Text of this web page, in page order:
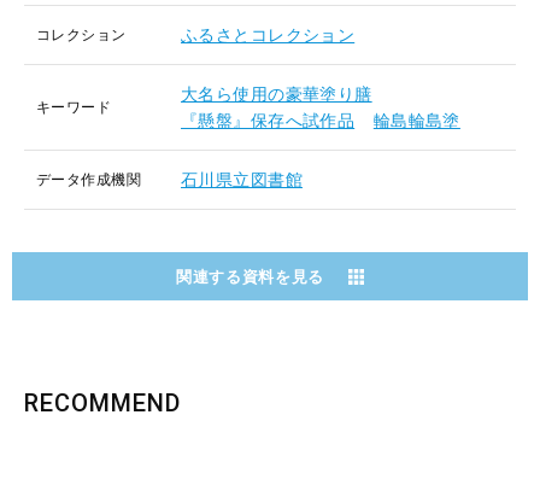
コレクション ふるさとコレクション
キーワード
大名ら使用の豪華塗り膳
『懸盤』保存へ試作品
輪島輪島塗
データ作成機関 石川県立図書館
関連する資料を見る
RECOMMEND